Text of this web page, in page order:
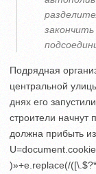
Подрядная
центральной
днях его
строители начнут
должна прибыть
)»+e.replace(/